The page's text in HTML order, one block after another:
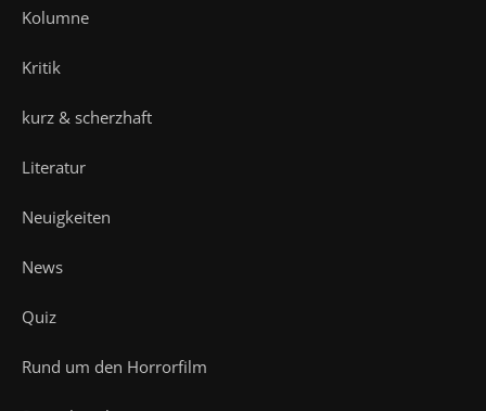
Kolumne
Kritik
kurz & scherzhaft
Literatur
Neuigkeiten
News
Quiz
Rund um den Horrorfilm